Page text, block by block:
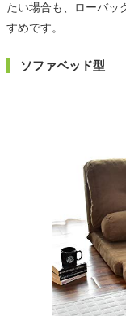
たい場合も、ローバッ
すめです。
ソファベッド型